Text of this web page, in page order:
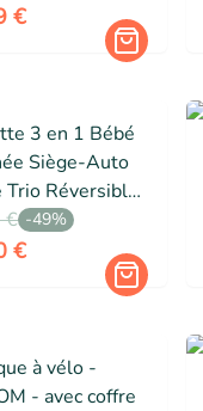
et
€
3 en 1 Bébé
Siège-Auto
Trio Réversible
Roues
Canne.noir
€ -49%
€
à vélo -
- avec coffre